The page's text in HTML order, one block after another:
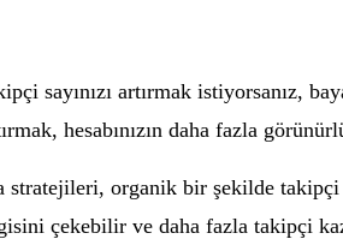
sayınızı artırmak
hesabınızın daha fazla
stratejileri, organik bir şekilde
çekebilir ve daha fazla takipçi